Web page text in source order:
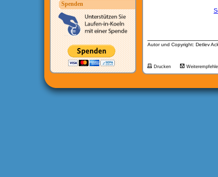
Spenden
Autor und Copyright: Detlev
Drucken